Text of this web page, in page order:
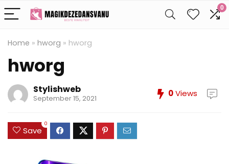
0
Home » hworg » hworg
hworg
Stylishweb
September 15, 2021 0Views
Save
0